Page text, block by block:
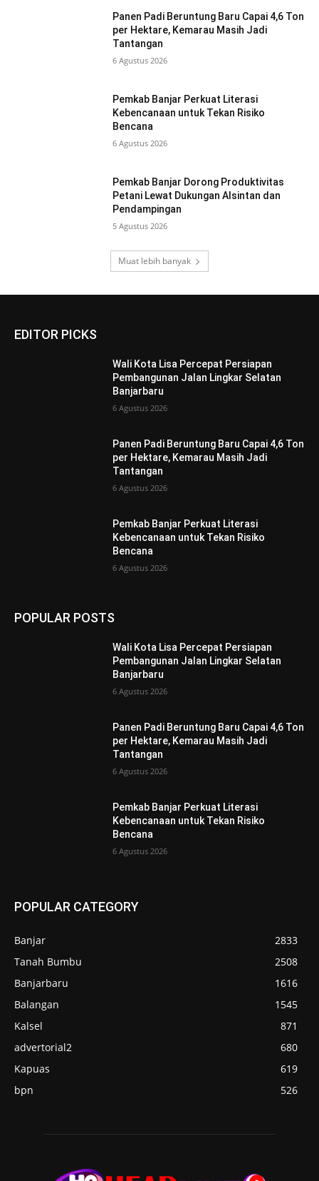
Panen Padi Beruntung Baru Capai 4,6 Ton
per Hektare, Kemarau Masih Jadi
Tantangan
6 Agustus 2026
Pemkab Banjar Perkuat Literasi
Kebencanaan untuk Tekan Risiko
Bencana
6 Agustus 2026
Pemkab Banjar Dorong Produktivitas
Petani Lewat Dukungan Alsintan dan
Pendampingan
5 Agustus 2026
Muat lebih banyak
EDITOR PICKS
Wali Kota Lisa Percepat Persiapan
Pembangunan Jalan Lingkar Selatan
Banjarbaru
6 Agustus 2026
Panen Padi Beruntung Baru Capai 4,6 Ton
per Hektare, Kemarau Masih Jadi
Tantangan
6 Agustus 2026
Pemkab Banjar Perkuat Literasi
Kebencanaan untuk Tekan Risiko
Bencana
6 Agustus 2026
POPULAR POSTS
Wali Kota Lisa Percepat Persiapan
Pembangunan Jalan Lingkar Selatan
Banjarbaru
6 Agustus 2026
Panen Padi Beruntung Baru Capai 4,6 Ton
per Hektare, Kemarau Masih Jadi
Tantangan
6 Agustus 2026
Pemkab Banjar Perkuat Literasi
Kebencanaan untuk Tekan Risiko
Bencana
6 Agustus 2026
POPULAR CATEGORY
Banjar
2833
Tanah Bumbu
2508
Banjarbaru
1616
Balangan
1545
Kalsel
871
advertorial2
680
Kapuas
619
bpn
526